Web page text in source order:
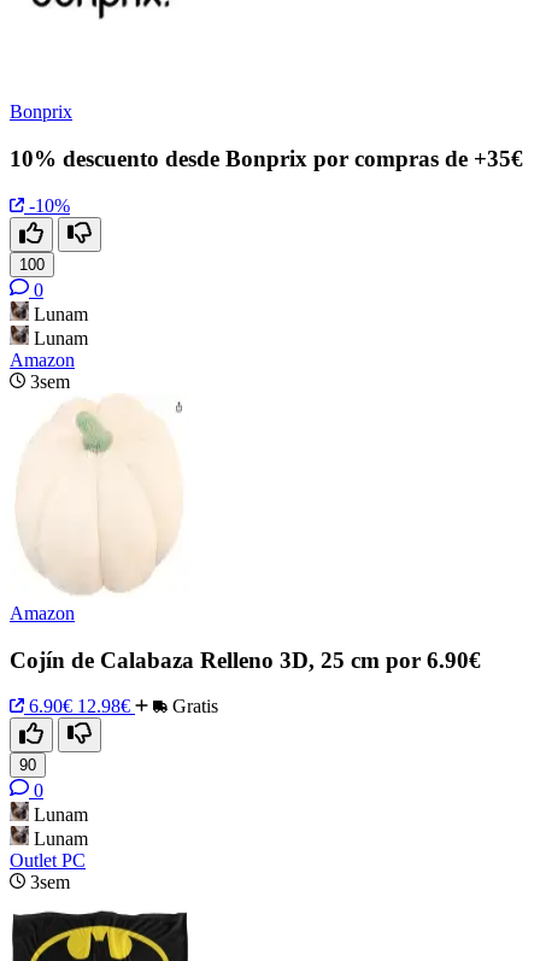
Bonprix
10% descuento desde Bonprix por compras de +35€
-10%
100
0
Lunam
Lunam
Amazon
3sem
Amazon
Cojín de Calabaza Relleno 3D, 25 cm por 6.90€
6.90€ 12.98€ Gratis
90
0
Lunam
Lunam
Outlet PC
3sem